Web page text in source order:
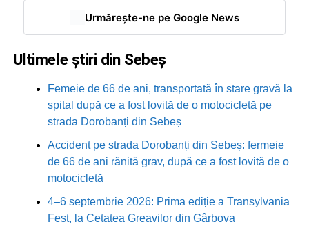
Urmărește-ne pe Google News
Ultimele știri din Sebeș
Femeie de 66 de ani, transportată în stare gravă la
spital după ce a fost lovită de o motocicletă pe
strada Dorobanți din Sebeș
Accident pe strada Dorobanți din Sebeș: fermeie
de 66 de ani rănită grav, după ce a fost lovită de o
motocicletă
4–6 septembrie 2026: Prima ediție a Transylvania
Fest, la Cetatea Greavilor din Gârbova